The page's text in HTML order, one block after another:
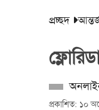
প্রচ্ছদ
প্রকাশিত: ১০